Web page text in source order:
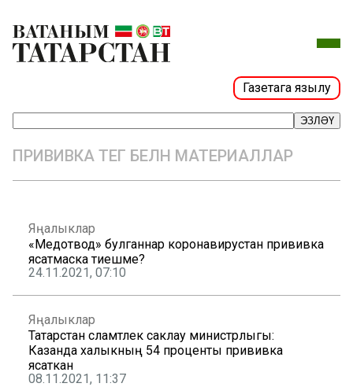
Газетага язылу
ЭЗЛӘҮ
ПРИВИВКА ТЕГ БЕЛӘН МАТЕРИАЛЛАР
Яңалыклар
«Медотвод» булганнар коронавирустан прививка
ясатмаска тиешме?
24.11.2021, 07:10
Яңалыклар
Татарстан сәламәтлек саклау министрлыгы:
Казанда халыкның 54 проценты прививка
ясаткан
08.11.2021, 11:37